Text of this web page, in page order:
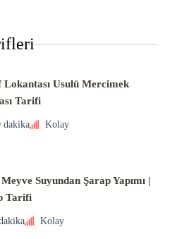
Lokantası Usulü Mercimek
Tarifi
dakika Kolay
Suyundan Şarap Yapımı |
Tarifi
Kolay